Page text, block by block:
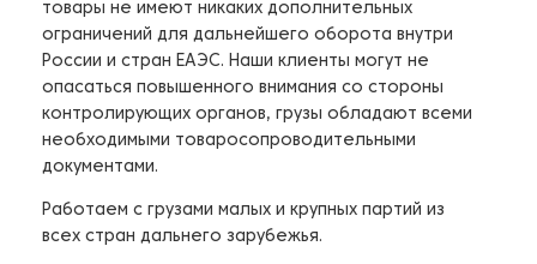
товары не имеют никаких дополнительных
ограничений для дальнейшего оборота внутри
России и стран ЕАЭС. Наши клиенты могут не
опасаться повышенного внимания со стороны
контролирующих органов, грузы обладают всеми
необходимыми товаросопроводительными
документами.
Работаем с грузами малых и крупных партий из
всех стран дальнего зарубежья.